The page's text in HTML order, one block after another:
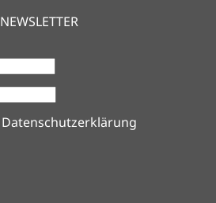
NEWSLETTER
Datenschutzerklärung